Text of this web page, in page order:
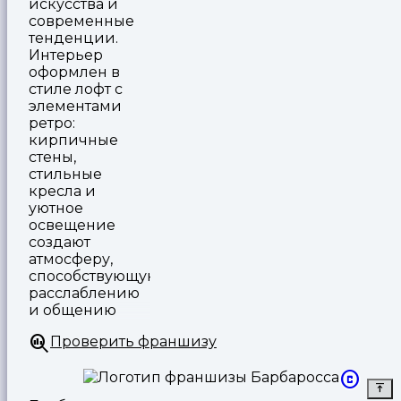
искусства и
современные
тенденции.
Интерьер
оформлен в
стиле лофт с
элементами
ретро:
кирпичные
стены,
стильные
кресла и
уютное
освещение
создают
атмосферу,
способствующую
расслаблению
и общению
Проверить франшизу